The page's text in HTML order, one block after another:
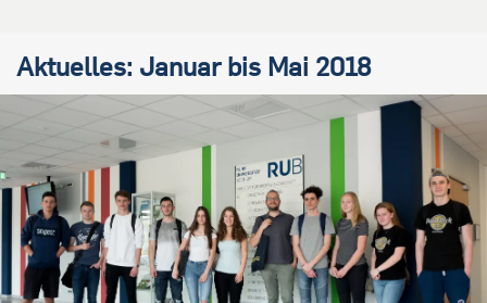
Aktuelles: Januar bis Mai 2018